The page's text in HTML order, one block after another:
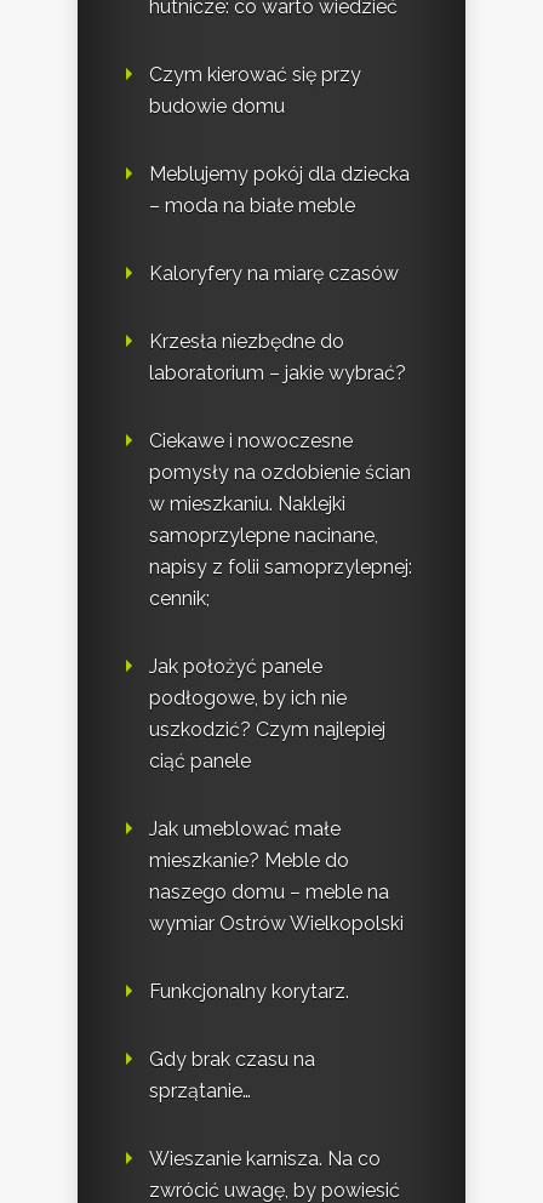
hutnicze: co warto wiedzieć
Czym kierować się przy
budowie domu
Meblujemy pokój dla dziecka
– moda na białe meble
Kaloryfery na miarę czasów
Krzesła niezbędne do
laboratorium – jakie wybrać?
Ciekawe i nowoczesne
pomysły na ozdobienie ścian
w mieszkaniu. Naklejki
samoprzylepne nacinane,
napisy z folii samoprzylepnej:
cennik;
Jak położyć panele
podłogowe, by ich nie
uszkodzić? Czym najlepiej
ciąć panele
Jak umeblować małe
mieszkanie? Meble do
naszego domu – meble na
wymiar Ostrów Wielkopolski
Funkcjonalny korytarz.
Gdy brak czasu na
sprzątanie…
Wieszanie karnisza. Na co
zwrócić uwagę, by powiesić